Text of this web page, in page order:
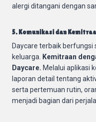
alergi ditangani dengan
5. Komunikasi dan
Daycare terbaik
keluarga.
Kemitraan
Daycare. Melalui aplikasi
laporan detail tentang
serta pertemuan rutin,
menjadi bagian dari